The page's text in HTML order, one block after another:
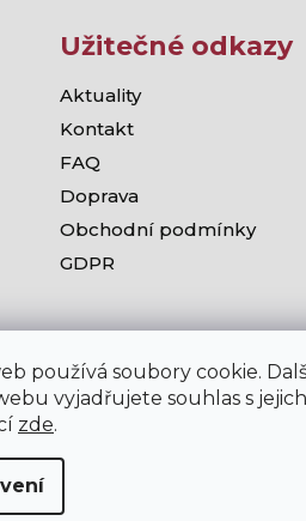
používá soubory cookie.
vyjadřujete souhlas s
zde.
Užitečné odkazy
Aktuality
Kontakt
FAQ
Doprava
Obchodní podmínky
GDPR